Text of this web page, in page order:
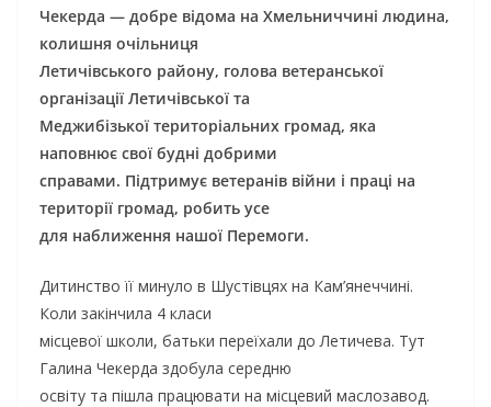
Чекерда — добре відома на Хмельниччині людина,
колишня очільниця
Летичівського району, голова ветеранської
організації Летичівської та
Меджибізької територіальних громад, яка
наповнює свої будні добрими
справами. Підтримує ветеранів війни і праці на
території громад, робить усе
для наближення нашої Перемоги.
Дитинство її минуло в Шустівцях на Кам’янеччині.
Коли закінчила 4 класи
місцевої школи, батьки переїхали до Летичева. Тут
Галина Чекерда здобула середню
освіту та пішла працювати на місцевий маслозавод.